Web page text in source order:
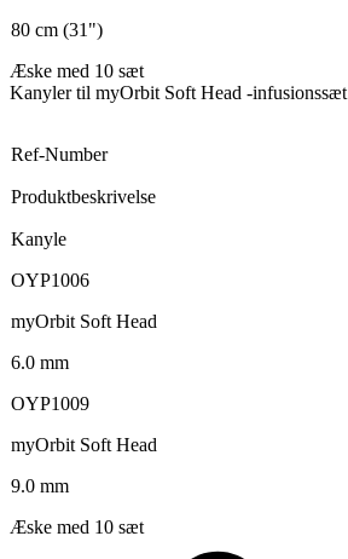
80 cm (31")
Æske med 10 sæt
Kanyler til myOrbit Soft Head -infusionssæt
Ref-Number
Produktbeskrivelse
Kanyle
OYP1006
myOrbit Soft Head
6.0 mm
OYP1009
myOrbit Soft Head
9.0 mm
Æske med 10 sæt